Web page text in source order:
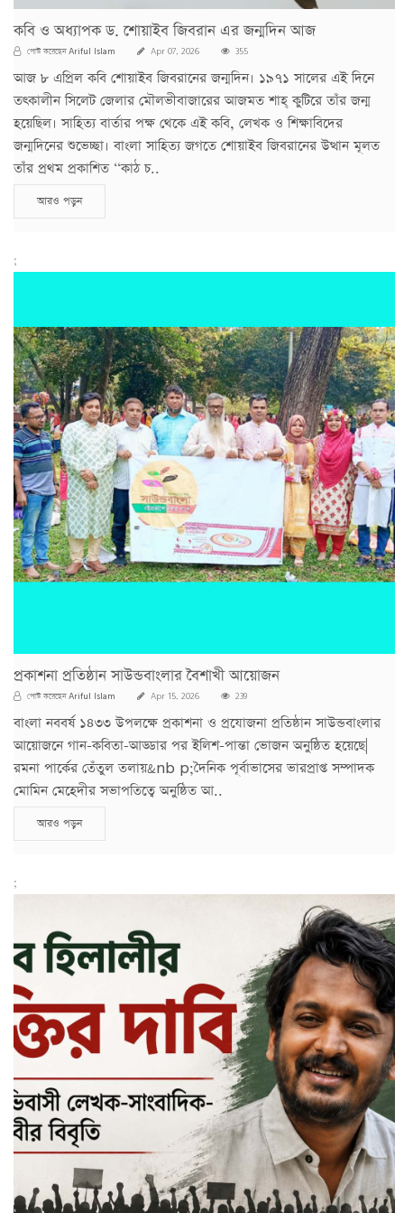
কবি ও অধ্যাপক ড. শোয়াইব জিবরান এর জন্মদিন আজ
পোস্ট করেছেনAriful Islam Apr 07, 2026 355
আজ ৮ এপ্রিল কবি শোয়াইব জিবরানের জন্মদিন। ১৯৭১ সালের এই দিনে
তৎকালীন সিলেট জেলার মৌলভীবাজারের আজমত শাহ্ কুটিরে তাঁর জন্ম
হয়েছিল। সাহিত্য বার্তার পক্ষ থেকে এই কবি, লেখক ও শিক্ষাবিদের
জন্মদিনের শুভেচ্ছা। বাংলা সাহিত্য জগতে শোয়াইব জিবরানের উত্থান মূলত
তাঁর প্রথম প্রকাশিত ‘‘কাঠ চ..
আরও পড়ুন
;
প্রকাশনা প্রতিষ্ঠান সাউন্ডবাংলার বৈশাখী আয়োজন
পোস্ট করেছেনAriful Islam Apr 15, 2026 239
বাংলা নববর্ষ ১৪৩৩ উপলক্ষে প্রকাশনা ও প্রযোজনা প্রতিষ্ঠান সাউন্ডবাংলার
আয়োজনে গান-কবিতা-আড্ডার পর ইলিশ-পান্তা ভোজন অনুষ্ঠিত হয়েছে|
রমনা পার্কের তেঁতুল তলায়&nb p;দৈনিক পূর্বাভাসের ভারপ্রাপ্ত সম্পাদক
মোমিন মেহেদীর সভাপতিত্বে অনুষ্ঠিত আ..
আরও পড়ুন
;